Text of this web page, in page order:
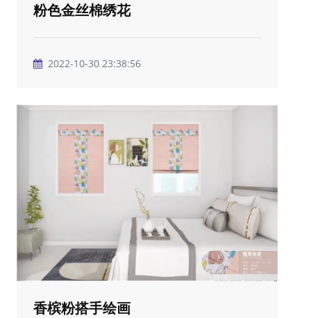
粉色金丝棉绣花
2022-10-30 23:38:56
香槟粉搭手绘画